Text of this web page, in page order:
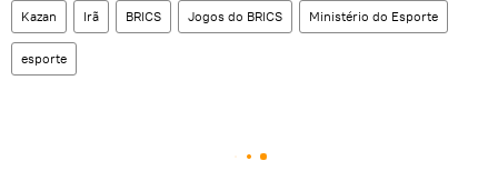
Kazan Irã BRICS Jogos do BRICS Ministério do Esporte
esporte